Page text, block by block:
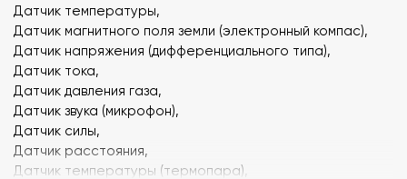
Датчик температуры,
Датчик магнитного поля земли (электронный компас),
Датчик напряжения (дифференциального типа),
Датчик тока,
Датчик давления газа,
Датчик звука (микрофон),
Датчик силы,
Датчик расстояния,
Датчик температуры (термопара),